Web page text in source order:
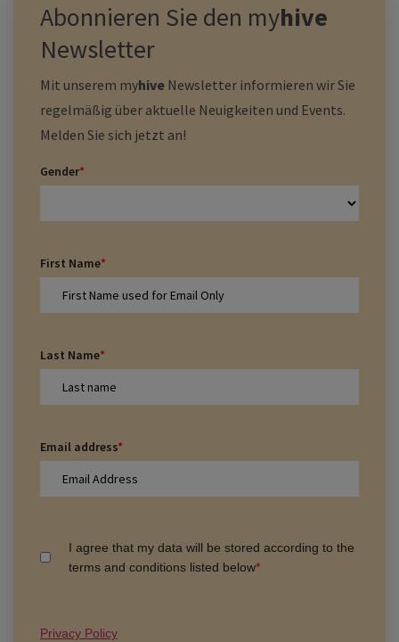
Abonnieren Sie den myhive
Newsletter
Mit unserem myhive Newsletter informieren wir Sie
regelmäßig über aktuelle Neuigkeiten und Events.
Melden Sie sich jetzt an!
Gender*
First Name*
Last Name*
Email address*
I agree that my data will be stored according to the
terms and conditions listed below*
Privacy Policy